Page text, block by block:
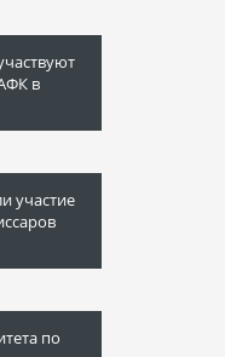
в
участие
по